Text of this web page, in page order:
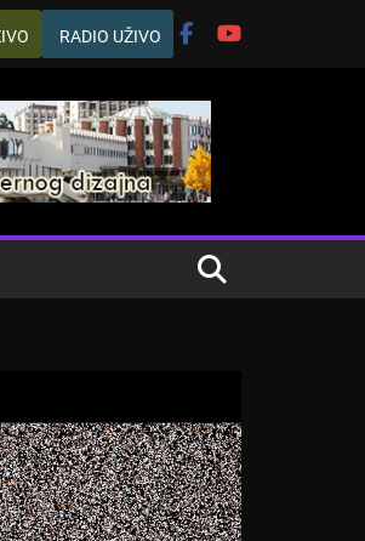
RADIO UŽIVO